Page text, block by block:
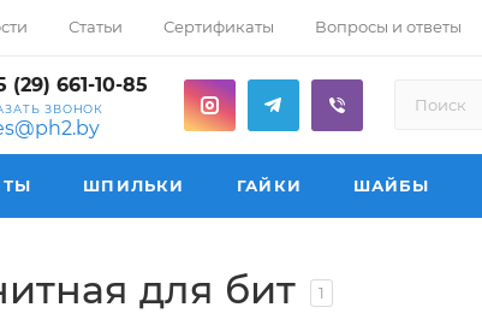
Статьи Сертификаты Вопросы и ответы
(29) 661-10-85
ЗВОНОК
ШПИЛЬКИ ГАЙКИ ШАЙБЫ
для бит 1